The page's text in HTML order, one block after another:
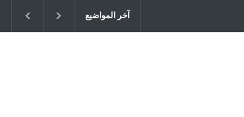
آخر المواضيع